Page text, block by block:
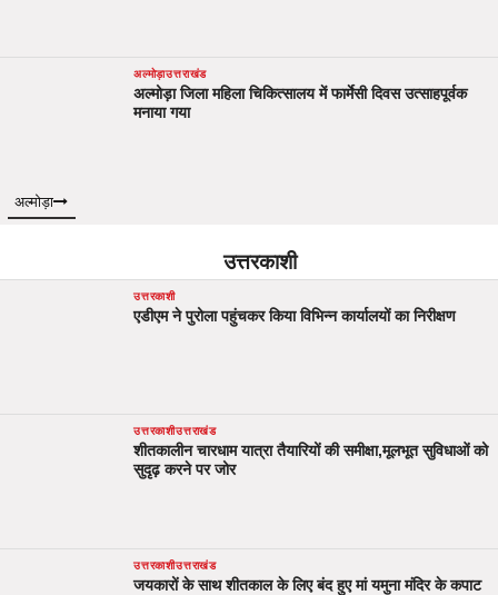
अल्मोड़ाउत्तराखंड
अल्मोड़ा जिला महिला चिकित्सालय में फार्मेसी दिवस उत्साहपूर्वक
मनाया गया
अल्मोड़ा
उत्तरकाशी
उत्तरकाशी
एडीएम ने पुरोला पहुंचकर किया विभिन्न कार्यालयों का निरीक्षण
उत्तरकाशीउत्तराखंड
शीतकालीन चारधाम यात्रा तैयारियों की समीक्षा,मूलभूत सुविधाओं को
सुदृढ़ करने पर जोर
उत्तरकाशीउत्तराखंड
जयकारों के साथ शीतकाल के लिए बंद हुए मां यमुना मंदिर के कपाट